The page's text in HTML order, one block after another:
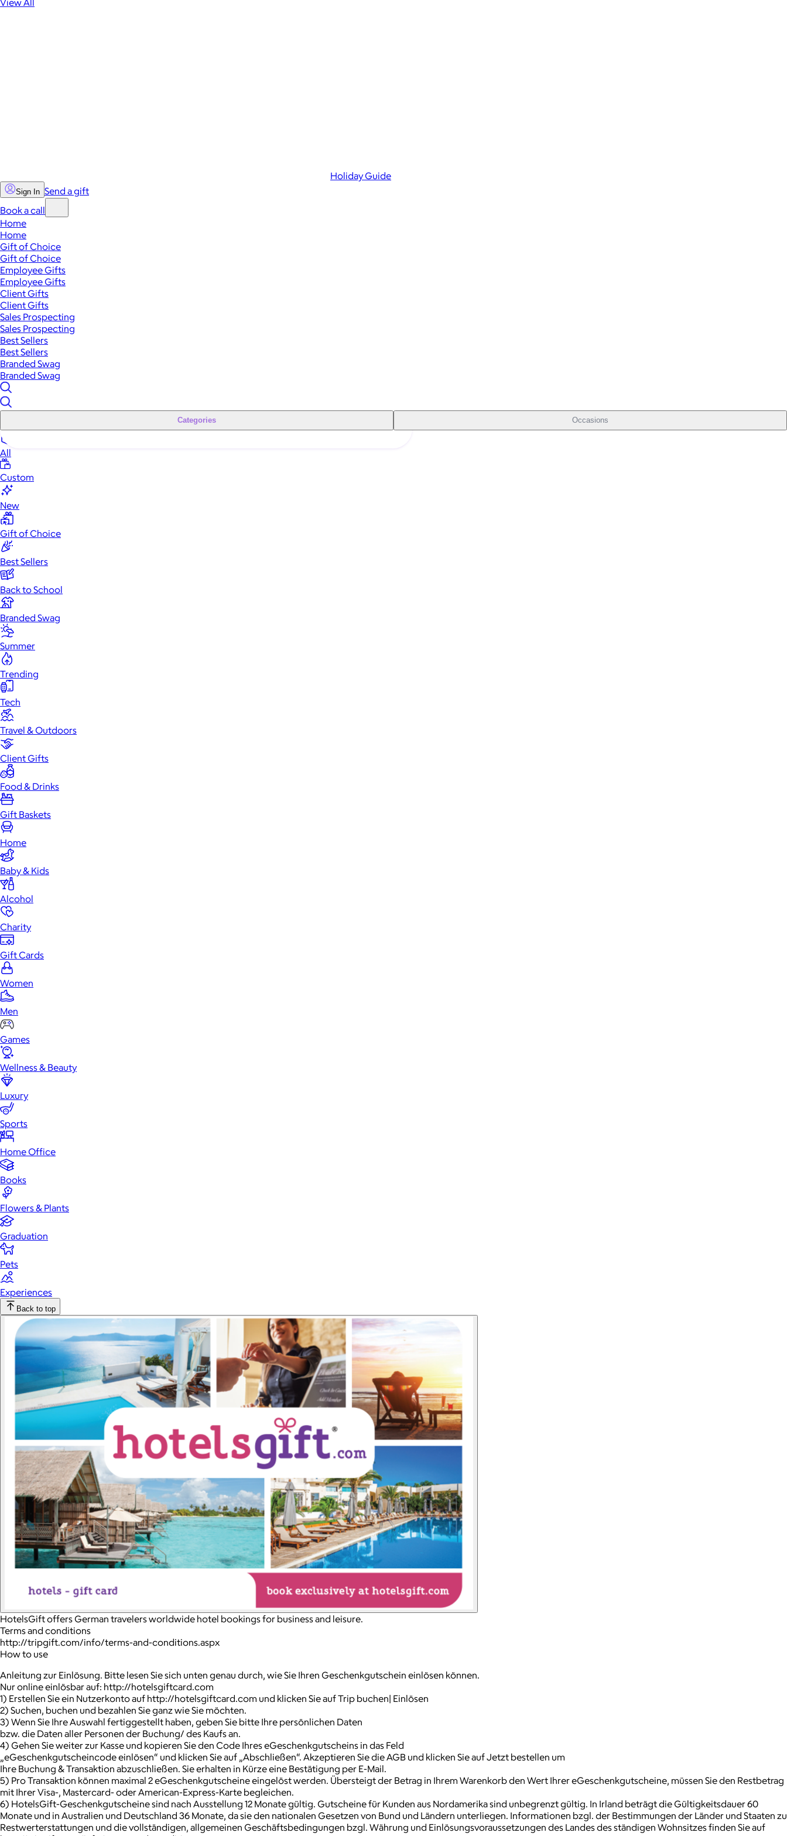
Holiday Guide
Sign In Send a gift
Book a call
Home
Home
Gift of Choice
Gift of Choice
Employee Gifts
Employee Gifts
Client Gifts
Client Gifts
Sales Prospecting
Sales Prospecting
Best Sellers
Best Sellers
Branded Swag
Branded Swag
Categories Occasions
All
Custom
New
Gift of Choice
Best Sellers
Back to School
Branded Swag
Summer
Trending
Tech
Travel & Outdoors
Client Gifts
Food & Drinks
Gift Baskets
Home
Baby & Kids
Alcohol
Charity
Gift Cards
Women
Men
Games
Wellness & Beauty
Luxury
Sports
Home Office
Books
Flowers & Plants
Graduation
Pets
Experiences
Back to top
HotelsGift offers German travelers worldwide hotel bookings for business and leisure.
Terms and conditions
http://tripgift.com/info/terms-and-conditions.aspx
How to use
Anleitung zur Einlösung. Bitte lesen Sie sich unten genau durch, wie Sie Ihren Geschenkgutschein einlösen können.
Nur online einlösbar auf: http://hotelsgiftcard.com
1) Erstellen Sie ein Nutzerkonto auf http://hotelsgiftcard.com und klicken Sie auf Trip buchen| Einlösen
2) Suchen, buchen und bezahlen Sie ganz wie Sie möchten.
3) Wenn Sie Ihre Auswahl fertiggestellt haben, geben Sie bitte Ihre persönlichen Daten
bzw. die Daten aller Personen der Buchung/ des Kaufs an.
4) Gehen Sie weiter zur Kasse und kopieren Sie den Code Ihres eGeschenkgutscheins in das Feld
„eGeschenkgutscheincode einlösen“ und klicken Sie auf „Abschließen“. Akzeptieren Sie die AGB und klicken Sie auf Jetzt bestellen um
Ihre Buchung & Transaktion abzuschließen. Sie erhalten in Kürze eine Bestätigung per E-Mail.
5) Pro Transaktion können maximal 2 eGeschenkgutscheine eingelöst werden. Übersteigt der Betrag in Ihrem Warenkorb den Wert Ihrer eGeschenkgutscheine, müssen Sie den Restbetrag
mit Ihrer Visa-, Mastercard- oder American-Express-Karte begleichen.
6) HotelsGift-Geschenkgutscheine sind nach Ausstellung 12 Monate gültig. Gutscheine für Kunden aus Nordamerika sind unbegrenzt gültig. In Irland beträgt die Gültigkeitsdauer 60
Monate und in Australien und Deutschland 36 Monate, da sie den nationalen Gesetzen von Bund und Ländern unterliegen. Informationen bzgl. der Bestimmungen der Länder und Staaten zu
Restwerterstattungen und die vollständigen, allgemeinen Geschäftsbedingungen bzgl. Währung und Einlösungsvoraussetzungen des Landes des ständigen Wohnsitzes finden Sie auf